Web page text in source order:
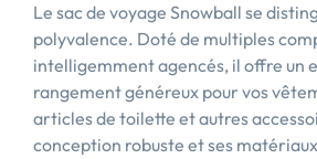
Le sac de voyage Snowball se
polyvalence. Doté de multiples
intelligemment agencés, il offre un
rangement généreux pour vos
articles de toilette et autres
conception robuste et ses